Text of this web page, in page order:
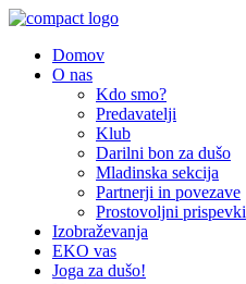
Domov
O nas
Kdo smo?
Predavatelji
Klub
Darilni bon za dušo
Mladinska sekcija
Partnerji in povezave
Prostovoljni prispevki
Izobraževanja
EKO vas
Joga za dušo!